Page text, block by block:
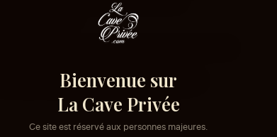
Voir la politique de modération de la CAVE
Bienvenue sur
La Cave Privée
Ce site est réservé aux personnes majeures.